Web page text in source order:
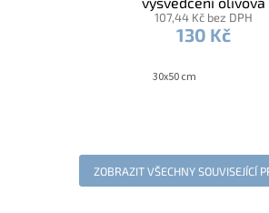
107,44 Kč bez DPH
130 Kč
30x50 cm
ZOBRAZIT VŠECHNY SOUVISEJÍCÍ